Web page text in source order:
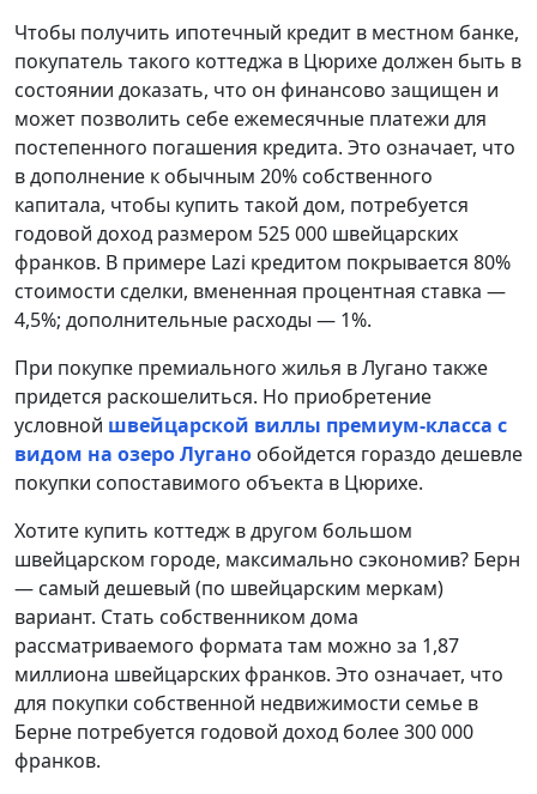
Чтобы получить ипотечный кредит в местном банке,
покупатель такого коттеджа в Цюрихе должен быть в
состоянии доказать, что он финансово защищен и
может позволить себе ежемесячные платежи для
постепенного погашения кредита. Это означает, что
в дополнение к обычным 20% собственного
капитала, чтобы купить такой дом, потребуется
годовой доход размером 525 000 швейцарских
франков. В примере Lazi кредитом покрывается 80%
стоимости сделки, вмененная процентная ставка —
4,5%; дополнительные расходы — 1%.
При покупке премиального жилья в Лугано также
придется раскошелиться. Но приобретение
условной швейцарской виллы премиум-класса с
видом на озеро Лугано обойдется гораздо дешевле
покупки сопоставимого объекта в Цюрихе.
Хотите купить коттедж в другом большом
швейцарском городе, максимально сэкономив? Берн
— самый дешевый (по швейцарским меркам)
вариант. Стать собственником дома
рассматриваемого формата там можно за 1,87
миллиона швейцарских франков. Это означает, что
для покупки собственной недвижимости семье в
Берне потребуется годовой доход более 300 000
франков.